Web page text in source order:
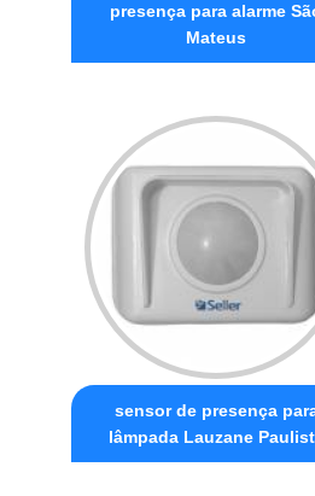
presença para alarme
Mateus
sensor de presença
lâmpada Lauzane